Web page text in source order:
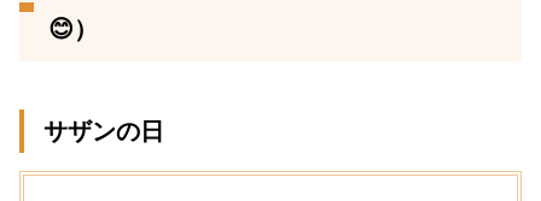
😊）
サザンの日